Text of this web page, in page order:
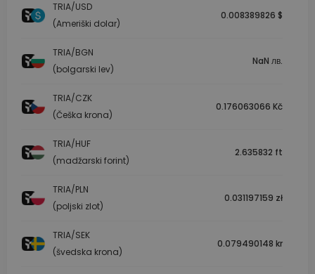
TRIA/USD
(Ameriški dolar)
0.008389826 $
TRIA/BGN
(bolgarski lev)
NaN лв.
TRIA/CZK
(Češka krona)
0.176063066 Kč
TRIA/HUF
(madžarski forint)
2.635832 ft
TRIA/PLN
(poljski zlot)
0.031197159 zł
TRIA/SEK
(švedska krona)
0.079490148 kr